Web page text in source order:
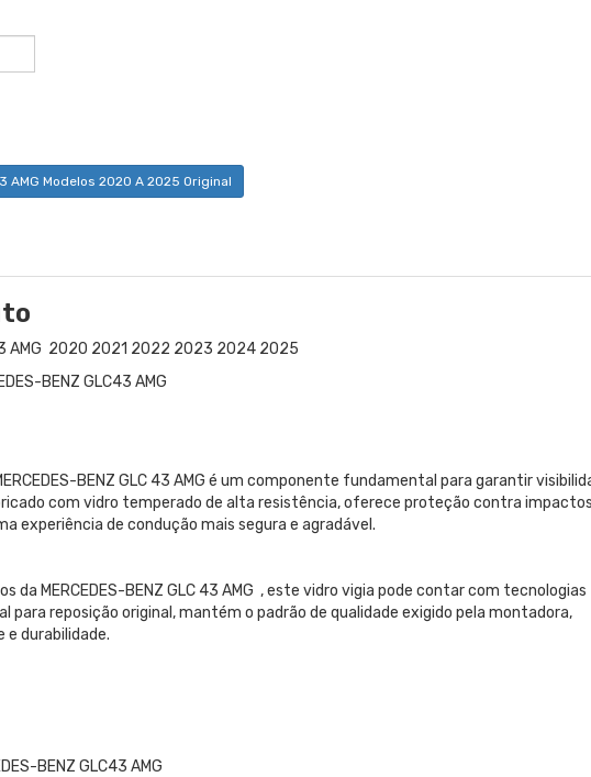
AMG Modelos 2020 A 2025 Original
AMG 2020 2021 2022 2023 2024 2025
BENZ GLC43 AMG
BENZ GLC 43 AMG é um componente fundamental para garantir
com vidro temperado de alta resistência, oferece proteção contra
experiência de condução mais segura e agradável.
da MERCEDES-BENZ GLC 43 AMG , este vidro vigia pode contar com tecnologias
para reposição original, mantém o padrão de qualidade exigido pela montadora,
e durabilidade.
BENZ GLC43 AMG